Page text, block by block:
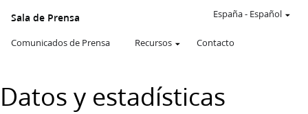
Sala de Prensa
Comunicados de Prensa Recursos Contacto
España- Español
Datos y estadísticas